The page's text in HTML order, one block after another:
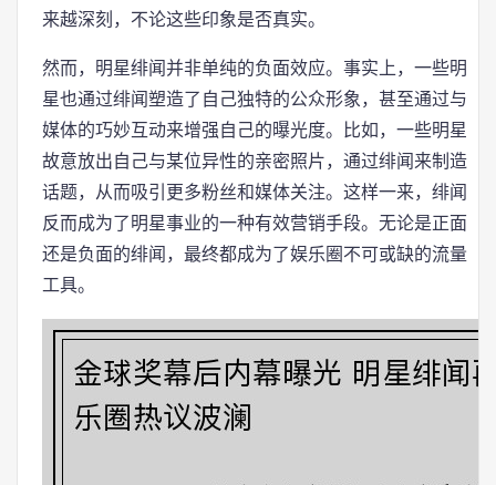
来越深刻，不论这些印象是否真实。
然而，明星绯闻并非单纯的负面效应。事实上，一些明
星也通过绯闻塑造了自己独特的公众形象，甚至通过与
媒体的巧妙互动来增强自己的曝光度。比如，一些明星
故意放出自己与某位异性的亲密照片，通过绯闻来制造
话题，从而吸引更多粉丝和媒体关注。这样一来，绯闻
反而成为了明星事业的一种有效营销手段。无论是正面
还是负面的绯闻，最终都成为了娱乐圈不可或缺的流量
工具。